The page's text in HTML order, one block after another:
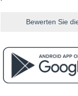
Bewerten Sie